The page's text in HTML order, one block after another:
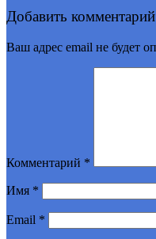
Добавить комментарий
Ваш адрес email не будет
Комментарий *
Имя *
Email *